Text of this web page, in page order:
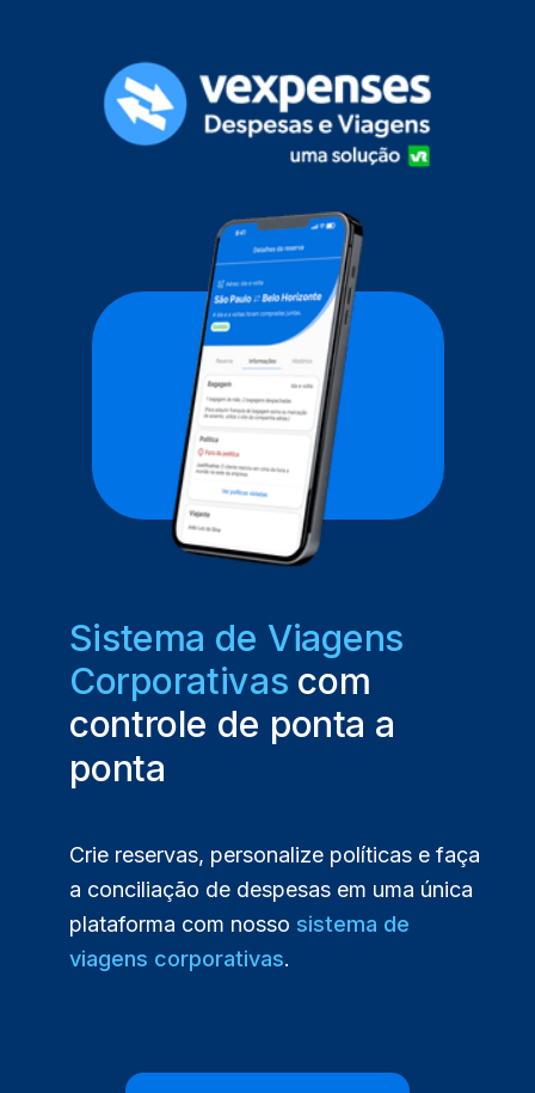
Sistema de Viagens
Corporativas com
controle de ponta a
ponta
Crie reservas, personalize políticas e faça
a conciliação de despesas em uma única
plataforma com nosso sistema de
viagens corporativas.